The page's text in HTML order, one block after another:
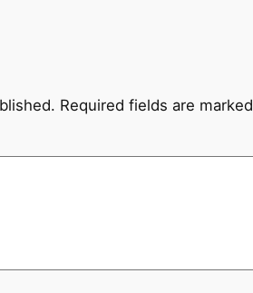
Required fields are marked